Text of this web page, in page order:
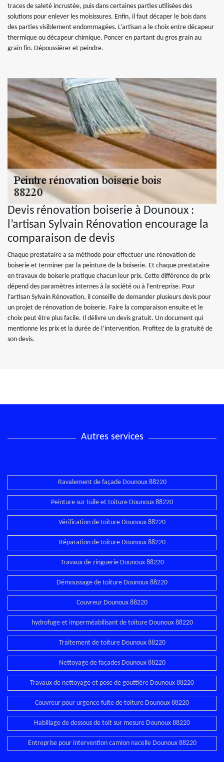
traces de saleté incrustée, puis dans certaines parties utilisées des
solutions pour enlever les moisissures. Enfin, il faut décaper le bois dans
des parties visiblement endommagées. L’artisan a le choix entre décapeur
thermique ou décapeur chimique. Poncer en partant du gros grain au
grain fin. Dépoussiérer et peindre.
Devis rénovation boiserie à Dounoux :
l’artisan Sylvain Rénovation encourage la
comparaison de devis
Chaque prestataire a sa méthode pour effectuer une rénovation de
boiserie et terminer par la peinture de la boiserie. Et chaque prestataire
en travaux de boiserie pratique chacun leur prix. Cette différence de prix
dépend des paramètres internes à la société ou à l’entreprise. Pour
l’artisan Sylvain Rénovation, il conseille de demander plusieurs devis pour
un projet de rénovation de boiserie. Faire la comparaison ensuite et le
choix peut être plus facile. Il délivre un devis gratuit. Un document qui
mentionne les prix et la durée de l’intervention. Profitez de la gratuité de
son devis.
Autres services
Ravalement de façade Dounoux 88220
Peinture sur tuile et toiture Dounoux 88220
Vérification de toiture Dounoux 88220
Réparation de toiture Dounoux 88220
Travaux de zinguerie Dounoux 88220
Démoussage de toiture Dounoux 88220
Couvreur Dounoux 88220
hydrofuge et imperméabilisant de toiture Dounoux 88220
Traitement de toiture Dounoux 88220
Nettoyage de façades Dounoux 88220
Travaux de nettoyage et pose de gouttière Dounoux 88220
Couvreur pour urgence fuite de toiture Dounoux 88220
Habillage de dessous de toit sur mesure Dounoux 88220
Entreprise pour intervention camion nacelle Dounoux 88220